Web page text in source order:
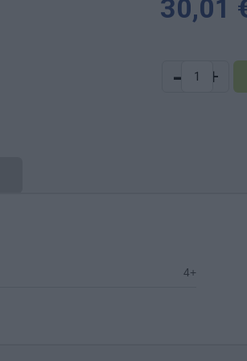
30,01
- +
4+